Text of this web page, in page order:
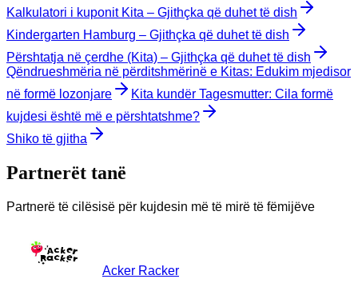
Kalkulatori i kuponit Kita – Gjithçka që duhet të dish
Kindergarten Hamburg – Gjithçka që duhet të dish
Përshtatja në çerdhe (Kita) – Gjithçka që duhet të dish
Qëndrueshmëria në përditshmërinë e Kitas: Edukim mjedisor
në formë lozonjare
Kita kundër Tagesmutter: Cila formë
kujdesi është më e përshtatshme?
Shiko të gjitha
Partnerët tanë
Partnerë të cilësisë për kujdesin më të mirë të fëmijëve
Acker Racker